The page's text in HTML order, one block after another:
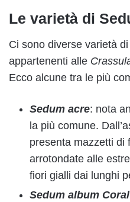
Le varietà di
Ci sono diverse varietà
appartenenti alle
Ecco alcune tra le più
Sedum acre: nota
la più comune.
presenta mazzetti di
arrotondate alle
fiori gialli dai lunghi
Sedum album